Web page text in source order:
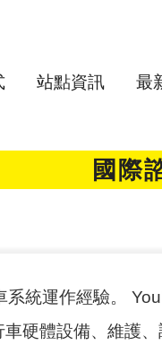
站點資訊 最
國際
統運作經驗。
硬體設備、維護、